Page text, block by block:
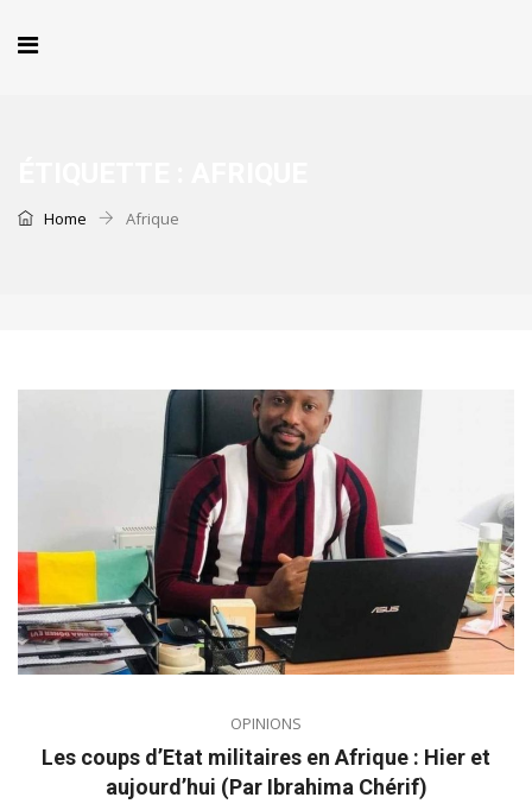
Home Afrique
OPINIONS
Les coups d’Etat militaires en Afrique : Hier et
aujourd’hui (Par Ibrahima Chérif)